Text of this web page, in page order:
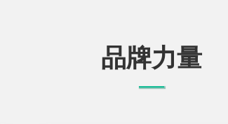
品牌力量